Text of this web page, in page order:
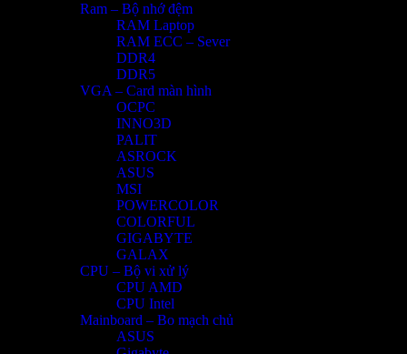
Ram – Bộ nhớ đệm
RAM Laptop
RAM ECC – Sever
DDR4
DDR5
VGA – Card màn hình
OCPC
INNO3D
PALIT
ASROCK
ASUS
MSI
POWERCOLOR
COLORFUL
GIGABYTE
GALAX
CPU – Bộ vi xử lý
CPU AMD
CPU Intel
Mainboard – Bo mạch chủ
ASUS